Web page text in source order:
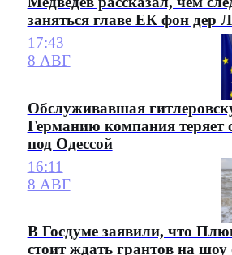
заняться главе ЕК фон дер
17:43
8 АВГ
Обслуживавшая
Германию компания теряет
под Одессой
16:11
8 АВГ
В Госдуме заявили, что
стоит ждать грантов на шоу